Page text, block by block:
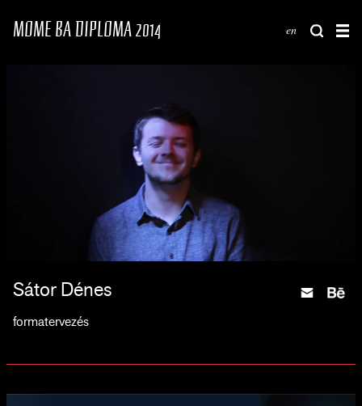
MOME BA DIPLOMA 2014 en
Sátor Dénes
formatervezés